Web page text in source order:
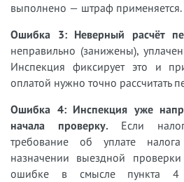
выполнено — штраф применяется.
Ошибка 3: Неверный расчёт
неправильно (занижены),
Инспекция фиксирует это и
оплатой нужно точно рассчитать
Ошибка 4: Инспекция уже
начала проверку. Если
требование об уплате
назначении выездной
ошибке в смысле пункта